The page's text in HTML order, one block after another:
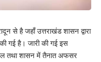
से है जहाँ उत्तराखंड शासन द्वारा
गई है। जारी की गई इस
तथा शासन में तैनात अफसर